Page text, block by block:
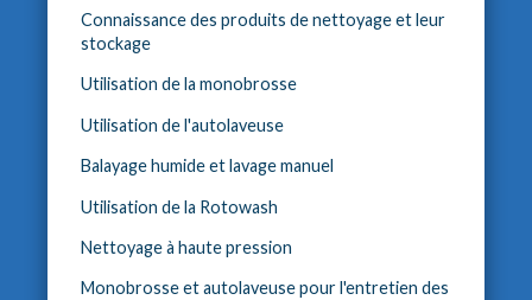
Connaissance des produits de nettoyage et leur
stockage
Utilisation de la monobrosse
Utilisation de l'autolaveuse
Balayage humide et lavage manuel
Utilisation de la Rotowash
Nettoyage à haute pression
Monobrosse et autolaveuse pour l'entretien des